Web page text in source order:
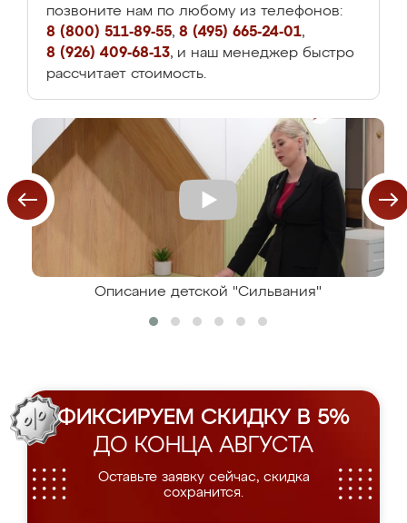
позвоните нам по любому из телефонов:
8 (800) 511-89-55, 8 (495) 665-24-01,
8 (926) 409-68-13, и наш менеджер быстро
рассчитает стоимость.
Описание детской "Сильвания"
ФИКСИРУЕМ СКИДКУ В 5%
ДО КОНЦА АВГУСТА
Оставьте заявку сейчас, скидка
сохранится.